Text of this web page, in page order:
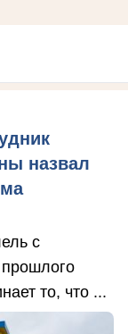
назвал
с
прошлого
то, что ...